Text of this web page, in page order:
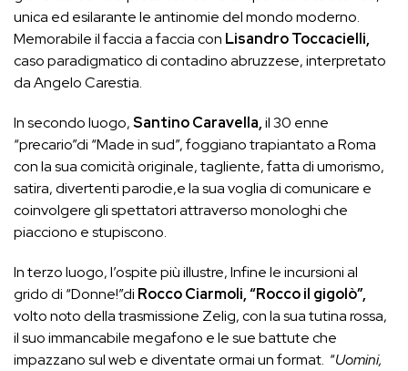
unica ed esilarante le antinomie del mondo moderno.
Memorabile il faccia a faccia con Lisandro Toccacielli,
caso paradigmatico di contadino abruzzese, interpretato
da Angelo Carestia.
In secondo luogo,Santino Caravella,il 30 enne
“precario”di “Made in sud”, foggiano trapiantato a Roma
con la sua comicità originale, tagliente, fatta di umorismo,
satira, divertenti parodie,e la sua voglia di comunicare e
coinvolgere gli spettatori attraverso monologhi che
piacciono e stupiscono.
In terzo luogo, l’ospite più illustre, Infine le incursioni al
grido di “Donne!”di Rocco Ciarmoli, “Rocco il gigolò”,
volto noto della trasmissione Zelig, con la sua tutina rossa,
il suo immancabile megafono e le sue battute che
impazzano sul web e diventate ormai un format. “Uomini,